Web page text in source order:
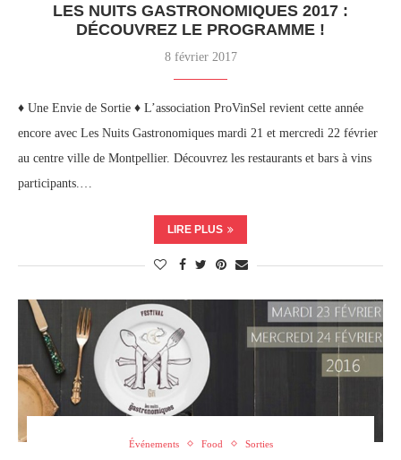
LES NUITS GASTRONOMIQUES 2017 :
DÉCOUVREZ LE PROGRAMME !
8 février 2017
♦ Une Envie de Sortie ♦ L’association ProVinSel revient cette année
encore avec Les Nuits Gastronomiques mardi 21 et mercredi 22 février
au centre ville de Montpellier. Découvrez les restaurants et bars à vins
participants.…
LIRE PLUS
Événements Food Sorties